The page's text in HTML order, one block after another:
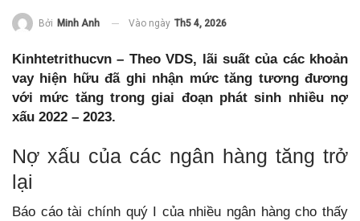
Bởi Minh Anh Vào ngày Th5 4, 2026
Kinhtetrithucvn – Theo VDS, lãi suất của các khoản
vay hiện hữu đã ghi nhận mức tăng tương đương
với mức tăng trong giai đoạn phát sinh nhiều nợ
xấu 2022 – 2023.
Nợ xấu của các ngân hàng tăng trở
lại
Báo cáo tài chính quý I của nhiều ngân hàng cho thấy